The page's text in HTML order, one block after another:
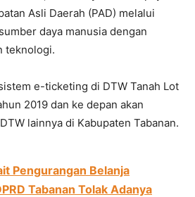
Asli Daerah (PAD) melalui
daya manusia dengan
teknologi.
e-ticketing di DTW Tanah Lot
2019 dan ke depan akan
lainnya di Kabupaten Tabanan.
Pengurangan Belanja
Tabanan Tolak Adanya